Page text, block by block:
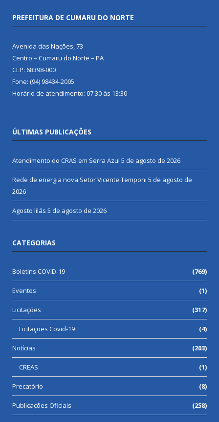
PREFEITURA DE CUMARU DO NORTE
Avenida das Nações, 73
Centro – Cumaru do Norte – PA
CEP: 68398-000
Fone: (94) 98434-2005
Horário de atendimento: 07:30 às 13:30
ÚLTIMAS PUBLICAÇÕES
Atendimento do CRAS em Serra Azul 5 de agosto de 2026
Rede de energia nova Setor Vicente Temponi 5 de agosto de
2026
Agosto lilás 5 de agosto de 2026
CATEGORIAS
Boletins COVID-19 (769)
Eventos (1)
Licitações (317)
Licitações Covid-19 (4)
Notícias (203)
CREAS (1)
Precatório (8)
Publicações Oficiais (258)